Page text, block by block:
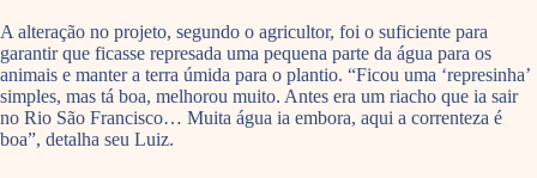
A alteração no projeto, segundo o agricultor, foi o suficiente para
garantir que ficasse represada uma pequena parte da água para os
animais e manter a terra úmida para o plantio. “Ficou uma ‘represinha’
simples, mas tá boa, melhorou muito. Antes era um riacho que ia sair
no Rio São Francisco… Muita água ia embora, aqui a correnteza é
boa”, detalha seu Luiz.